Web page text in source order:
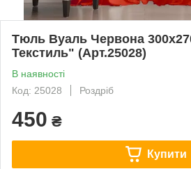
Тюль Вуаль Червона
Текстиль" (Арт.25028)
В наявності
Код: 25028
Роздріб
450 ₴
Купити